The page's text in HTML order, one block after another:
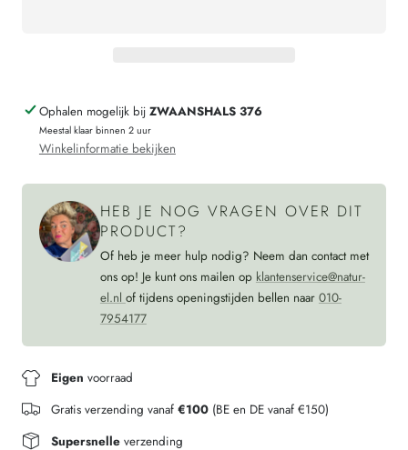
ANTRACIET effen
ANTRACIET
Ophalen mogelijk bij ZWAANSHALS 376
Meestal klaar binnen 2 uur
Winkelinformatie bekijken
HEB JE NOG VRAGEN OVER DIT
PRODUCT?
Of heb je meer hulp nodig? Neem dan contact met
ons op! Je kunt ons mailen op klantenservice@natur-
el.nl of tijdens openingstijden bellen naar 010-
7954177
Eigen voorraad
Gratis verzending vanaf €100 (BE en DE vanaf €150)
Supersnelleverzending